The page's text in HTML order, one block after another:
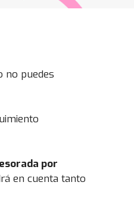
no puedes
por
en cuenta tanto